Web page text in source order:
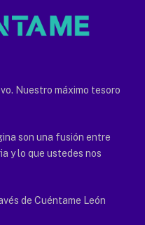
Nuestro máximo tesoro
son una fusión entre
y lo que ustedes nos
de Cuéntame León